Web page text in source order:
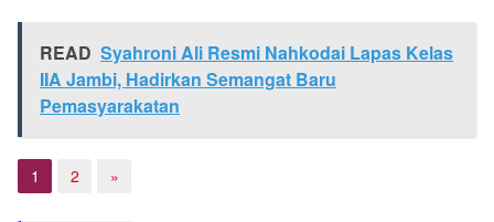
READ Syahroni Ali Resmi Nahkodai Lapas Kelas
IIA Jambi, Hadirkan Semangat Baru
Pemasyarakatan
1 2 »